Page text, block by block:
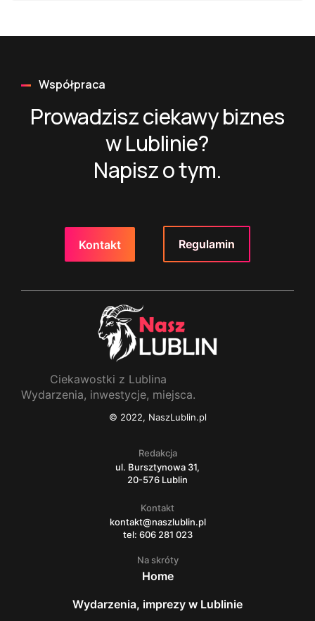
Współpraca
Prowadzisz ciekawy biznes
w Lublinie?
Napisz o tym.
Kontakt Regulamin
Ciekawostki z Lublina
Wydarzenia, inwestycje, miejsca.
© 2022, NaszLublin.pl
Redakcja
ul. Bursztynowa 31,
20-576 Lublin
Kontakt
kontakt@naszlublin.pl
tel: 606 281 023
Na skróty
Home
Wydarzenia, imprezy w Lublinie